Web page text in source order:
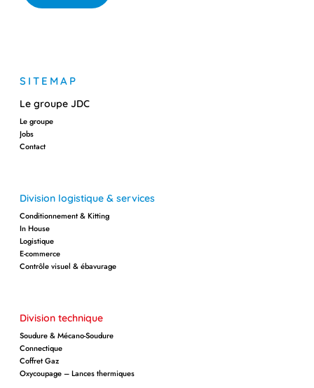
SITEMAP
Le groupe JDC
Le groupe
Jobs
Contact
Division logistique & services
Conditionnement & Kitting
In House
Logistique
E-commerce
Contrôle visuel & ébavurage
Division technique
Soudure & Mécano-Soudure
Connectique
Coffret Gaz
Oxycoupage – Lances thermiques